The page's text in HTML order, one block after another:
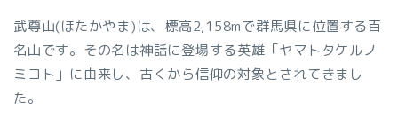
武尊山(ほたかやま)は、標高2,158mで群馬県に位置する百
名山です。その名は神話に登場する英雄「ヤマトタケルノ
ミコト」に由来し、古くから信仰の対象とされてきまし
た。